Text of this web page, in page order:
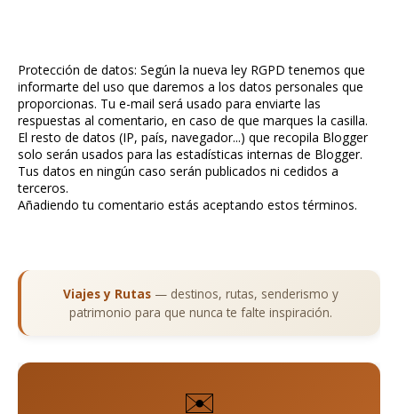
Protección de datos: Según la nueva ley RGPD tenemos que
informarte del uso que daremos a los datos personales que
proporcionas. Tu e-mail será usado para enviarte las
respuestas al comentario, en caso de que marques la casilla.
El resto de datos (IP, país, navegador...) que recopila Blogger
solo serán usados para las estadísticas internas de Blogger.
Tus datos en ningún caso serán publicados ni cedidos a
terceros.
Añadiendo tu comentario estás aceptando estos términos.
Viajes y Rutas — destinos, rutas, senderismo y
patrimonio para que nunca te falte inspiración.
✉️